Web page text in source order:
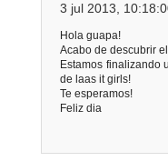
3 jul 2013,
Hola guapa!
Acabo de descubrir
Estamos finalizando
de laas it girls!
Te esperamos!
Feliz dia